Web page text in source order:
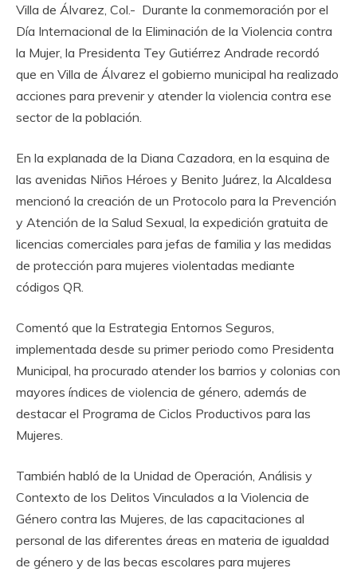
Villa de Álvarez, Col.- Durante la conmemoración por el
Día Internacional de la Eliminación de la Violencia contra
la Mujer, la Presidenta Tey Gutiérrez Andrade recordó
que en Villa de Álvarez el gobierno municipal ha realizado
acciones para prevenir y atender la violencia contra ese
sector de la población.
En la explanada de la Diana Cazadora, en la esquina de
las avenidas Niños Héroes y Benito Juárez, la Alcaldesa
mencionó la creación de un Protocolo para la Prevención
y Atención de la Salud Sexual, la expedición gratuita de
licencias comerciales para jefas de familia y las medidas
de protección para mujeres violentadas mediante
códigos QR.
Comentó que la Estrategia Entornos Seguros,
implementada desde su primer periodo como Presidenta
Municipal, ha procurado atender los barrios y colonias con
mayores índices de violencia de género, además de
destacar el Programa de Ciclos Productivos para las
Mujeres.
También habló de la Unidad de Operación, Análisis y
Contexto de los Delitos Vinculados a la Violencia de
Género contra las Mujeres, de las capacitaciones al
personal de las diferentes áreas en materia de igualdad
de género y de las becas escolares para mujeres